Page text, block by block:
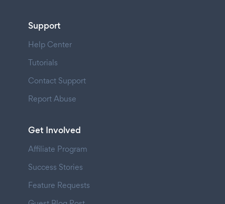
Support
Help Center
Tutorials
Contact Support
Report Abuse
Get Involved
Affiliate Program
Success Stories
Feature Requests